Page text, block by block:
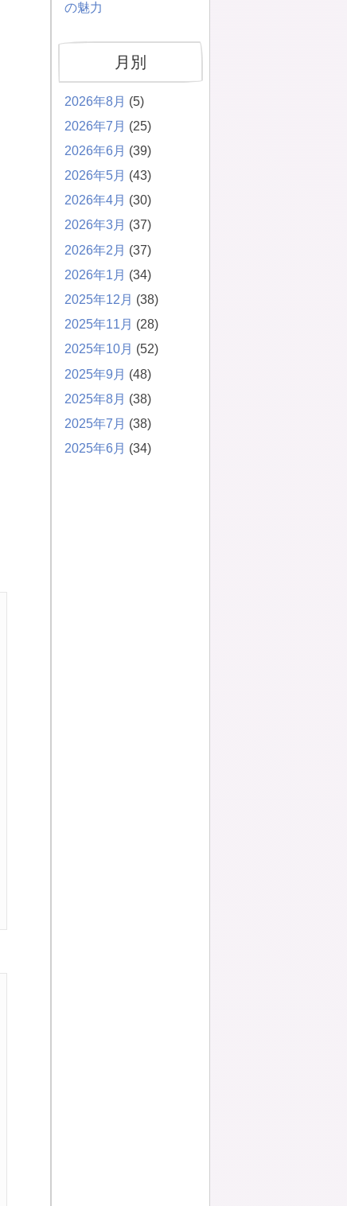
の魅力
月別
2026年8月 (5)
2026年7月 (25)
2026年6月 (39)
2026年5月 (43)
2026年4月 (30)
2026年3月 (37)
2026年2月 (37)
2026年1月 (34)
2025年12月 (38)
2025年11月 (28)
2025年10月 (52)
2025年9月 (48)
2025年8月 (38)
2025年7月 (38)
2025年6月 (34)